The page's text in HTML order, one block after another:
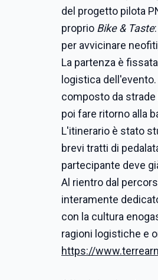
del progetto pilota
proprio Bike & Taste
per avvicinare
La partenza è
logistica
composto da
poi fare ritorno alla
L'itinerario è stato
brevi tratti di
partecipante deve
Al rientro dal
interamente
con la cultura
ragioni logistiche e
https://